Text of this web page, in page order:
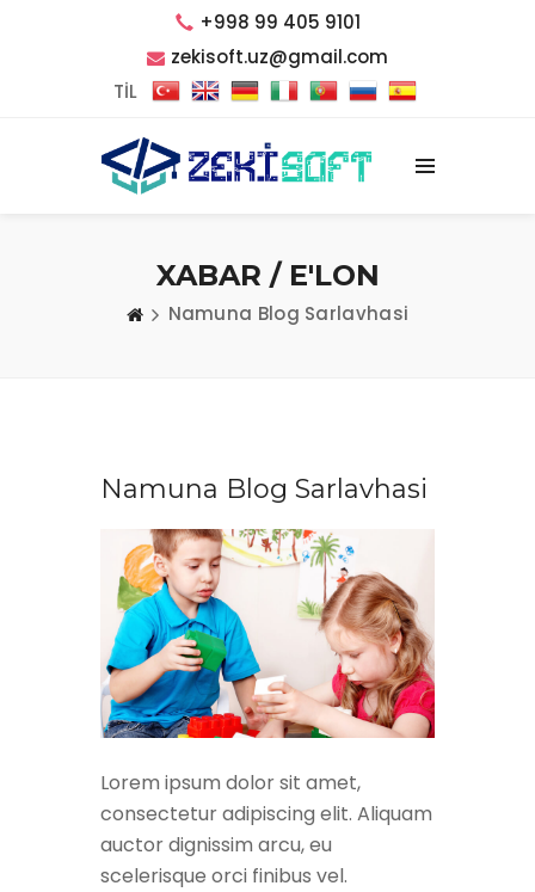
+998 99 405 9101
zekisoft.uz@gmail.com
TİL
XABAR / E'LON
Namuna Blog Sarlavhasi
Namuna Blog Sarlavhasi
Lorem ipsum dolor sit amet,
consectetur adipiscing elit. Aliquam
auctor dignissim arcu, eu
scelerisque orci finibus vel.